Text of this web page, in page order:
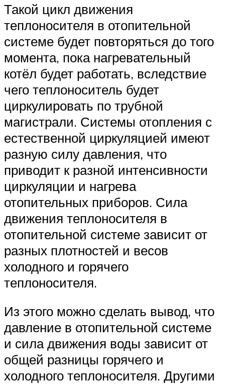
Такой цикл движения
теплоносителя в отопительной
системе будет повторяться до того
момента, пока нагревательный
котёл будет работать, вследствие
чего теплоноситель будет
циркулировать по трубной
магистрали. Системы отопления с
естественной циркуляцией имеют
разную силу давления, что
приводит к разной интенсивности
циркуляции и нагрева
отопительных приборов. Сила
движения теплоносителя в
отопительной системе зависит от
разных плотностей и весов
холодного и горячего
теплоносителя.
Из этого можно сделать вывод, что
давление в отопительной системе
и сила движения воды зависит от
общей разницы горячего и
холодного теплоносителя. Другими